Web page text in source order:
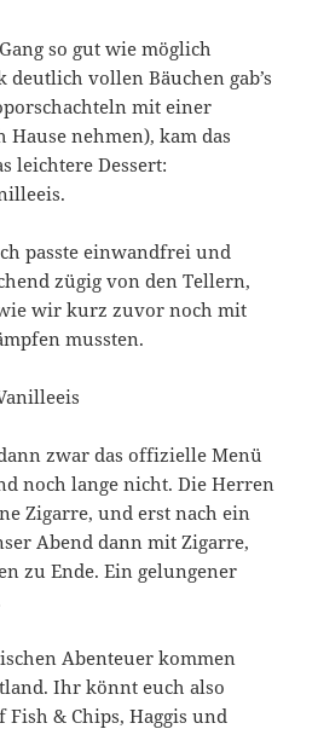
so gut wie möglich
vollen Bäuchen gab’s
mit einer
nehmen), kam das
leichtere Dessert:
passte einwandfrei und
zügig von den Tellern,
wir kurz zuvor noch mit
mussten.
zwar das offizielle Menü
noch lange nicht. Die Herren
Zigarre, und erst nach ein
Abend dann mit Zigarre,
zu Ende. Ein gelungener
Abenteuer kommen
Ihr könnt euch also
& Chips, Haggis und